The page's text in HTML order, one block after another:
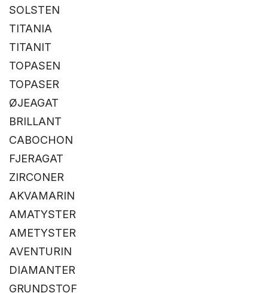
SOLSTEN
TITANIA
TITANIT
TOPASEN
TOPASER
ØJEAGAT
BRILLANT
CABOCHON
FJERAGAT
ZIRCONER
AKVAMARIN
AMATYSTER
AMETYSTER
AVENTURIN
DIAMANTER
GRUNDSTOF